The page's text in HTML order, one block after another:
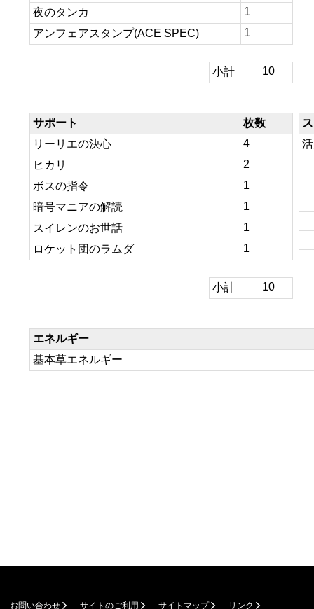
夜のタンカ
1
アンフェアスタンプ(ACE SPEC)
1
小計 10
サポート
枚数
リーリエの決心
4
ヒカリ
2
ボスの指令
1
暗号マニアの解読
1
スイレンのお世話
1
ロケット団のラムダ
1
小計 10
エネルギー
基本草エネルギー
お問い合わせ サイトのご利用 サイトマップ リンク